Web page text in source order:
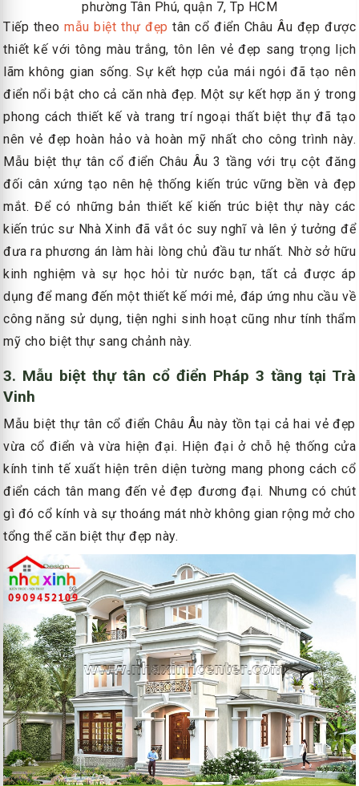
phường Tân Phú, quận 7, Tp HCM
Tiếp theomẫu biệt thự đẹp tân cổ điển Châu Âu đẹp được
thiết kế với tông màu trắng, tôn lên vẻ đẹp sang trọng lịch
lãm không gian sống. Sự kết hợp của mái ngói đã tạo nên
điển nổi bật cho cả căn nhà đẹp. Một sự kết hợp ăn ý trong
phong cách thiết kế và trang trí ngoại thất biệt thự đã tạo
nên vẻ đẹp hoàn hảo và hoàn mỹ nhất cho công trình này.
Mẫu biệt thự tân cổ điển Châu Âu 3 tầng với trụ cột đăng
đối cân xứng tạo nên hệ thống kiến trúc vững bền và đẹp
mắt. Để có những bản thiết kế kiến trúc biệt thự này các
kiến trúc sư Nhà Xinh đã vắt óc suy nghĩ và lên ý tưởng để
đưa ra phương án làm hài lòng chủ đầu tư nhất. Nhờ sở hữu
kinh nghiệm và sự học hỏi từ nước bạn, tất cả được áp
dụng để mang đến một thiết kế mới mẻ, đáp ứng nhu cầu về
công năng sử dụng, tiện nghi sinh hoạt cũng như tính thẩm
mỹ cho biệt thự sang chảnh này.
3. Mẫu biệt thự tân cổ điển Pháp 3 tầng tại Trà
Vinh
Mẫu biệt thự tân cổ điển Châu Âu này tồn tại cả hai vẻ đẹp
vừa cổ điển và vừa hiện đại. Hiện đại ở chỗ hệ thống cửa
kính tinh tế xuất hiện trên diện tường mang phong cách cổ
điển cách tân mang đến vẻ đẹp đương đại. Nhưng có chút
gì đó cổ kính và sự thoáng mát nhờ không gian rộng mở cho
tổng thể căn biệt thự đẹp này.